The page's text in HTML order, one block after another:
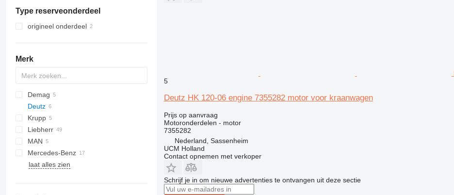
grondverzetmachines
bulldozers
hoogwerkers
wielladers
Type reserveonderdeel
origineel onderdeel
Merk
571G
C-series
Demag
AC
CC
Deutz
BF
BF6
ATF
GMK
SCX
Krupp
KMK
Liebherr
A-series
HS
LTM
GT
MAN
LE
Mercedes-Benz
643
ATF
laat alles zien
5
Deutz HK 120-06 engine 7355282 motor voor kraanwagen
Prijs op aanvraag
Motoronderdelen - motor
7355282
Nederland, Sassenheim
UCM Holland
Contact opnemen met verkoper
Schrijf je in om nieuwe advertenties te ontvangen uit deze sectie